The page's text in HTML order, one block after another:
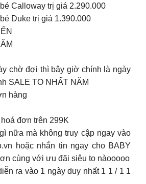
Calloway trị giá 2.290.000
Duke trị giá 1.390.000
chờ đợi thì bây giờ chính là ngày
SALE TO NHẤT NĂM
hàng
đơn trên 299K
nữa mà không truy cập ngay vào
hoặc nhắn tin ngay cho BABY
cùng với ưu đãi siêu to nàooooo
ra vào 1 ngày duy nhất 1 1 / 1 1